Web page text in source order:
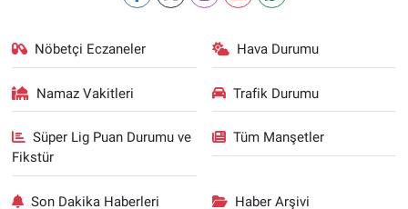
Nöbetçi Eczaneler Hava Durumu
Namaz Vakitleri Trafik Durumu
Süper Lig Puan Durumu ve
Fikstür
Tüm Manşetler
Son Dakika Haberleri Haber Arşivi